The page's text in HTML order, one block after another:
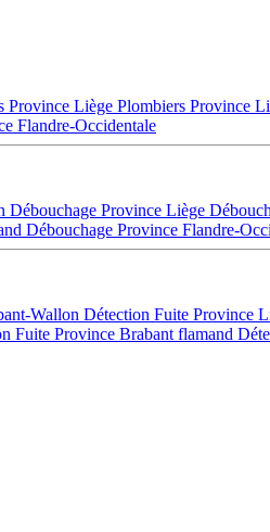
Province Liège Plombiers Province
Flandre-Occidentale
Débouchage Province Liège
Débouchage Province Flandre-
Wallon Détection Fuite Province
Fuite Province Brabant flamand